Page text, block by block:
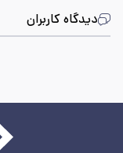
دیدگاه کاربران